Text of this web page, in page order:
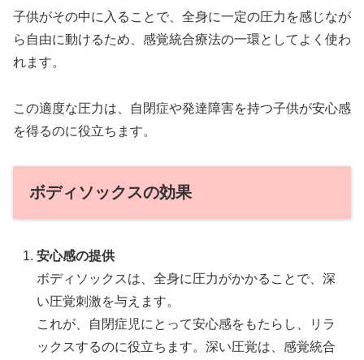
子供がその中に入ることで、全身に一定の圧力を感じなが
ら自由に動けるため、感覚統合療法の一環としてよく使わ
れます。
この適度な圧力は、自閉症や発達障害を持つ子供が安心感
を得るのに役立ちます。
ボディソックスの効果
安心感の提供
ボディソックスは、全身に圧力がかかることで、深
い圧覚刺激を与えます。
これが、自閉症児にとって安心感をもたらし、リラ
ックスするのに役立ちます。深い圧覚は、感覚統合